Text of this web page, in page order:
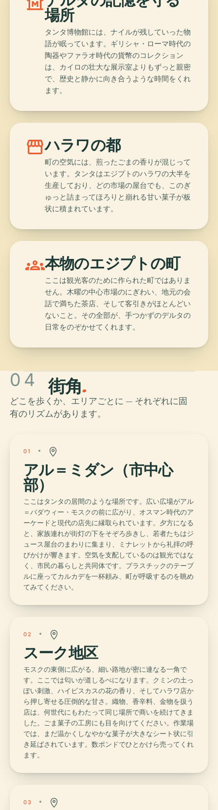
場所
タンタ博物館には、ナイルが残していった物
語が眠っています。ギリシャ・ローマ時代の
陶器やファラオ時代の貨幣のコレクション
は、カイロの壮大な展示室よりもずっと親密
で、歴史と静かに向き合うような時間をくれ
ます。
storefrontハラワの都
町の空気には、煎ったごまの香りが混じって
います。タンタはエジプトのハラワの大半を
生産しており、どの市場の屋台でも、このぎ
ゅっと詰まってほろりと崩れる甘い菓子が板
状に積まれています。
groups本物のエジプトの町
ここは観光客のために作られた町ではありま
せん。木曜の中心市場のにぎわい、地元の会
話で満ちた茶店、そして客引きがほとんどい
ないこと。その全部が、手つかずのデルタの
日常をのぞかせてくれます。
04 街角.
どこを歩くか、エリアごとに — それぞれに固
有のリズムがあります。
01
アル＝ミダン（市中心
部）
ここはタンタの居間のような場所です。広い広場がアル
＝バダウィー・モスクの前に広がり、オスマン時代のア
ーケードと現代の店先に縁取られています。夕方になる
と、家族連れが街灯の下をそぞろ歩きし、若者たちはジ
ュース屋台のまわりに集まり、ミナレットから礼拝の呼
びかけが響きます。空気を支配しているのは観光ではな
く、市民の暮らしと共同体です。プラスチックのテーブ
ルに座ってカルカデを一杯頼み、町が呼吸するのを眺め
てみてください。
02
スーク地区
モスクの東側に広がる、細い路地が密に連なる一角で
す。ここでは匂いが道しるべになります。クミンの土っ
ぽい刺激、ハイビスカスの花の香り、そしてハラワ店か
ら押し寄せる圧倒的な甘さ。織物、香辛料、金物を扱う
店は、何世代にもわたって同じ場所で商いを続けてきま
した。ごま菓子の工房にも目を向けてください。作業場
では、まだ温かくしなやかな菓子が大きなシート状に引
き延ばされています。数ポンドでひとかけら売ってくれ
ます。
03